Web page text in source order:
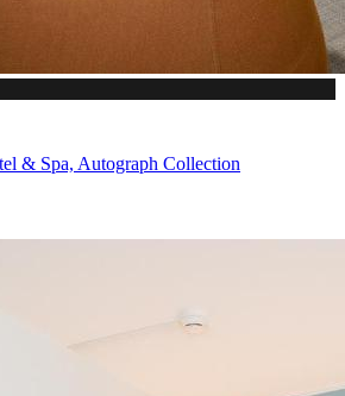
& Spa, Autograph Collection